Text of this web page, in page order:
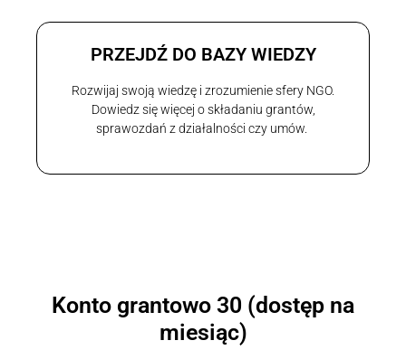
PRZEJDŹ DO BAZY WIEDZY
Rozwijaj swoją wiedzę i zrozumienie sfery NGO.
Dowiedz się więcej o składaniu grantów,
sprawozdań z działalności czy umów.
Konto grantowo 30 (dostęp na
miesiąc)